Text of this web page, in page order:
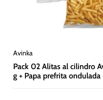
Avinka
Pack 02 Alitas al cilindro
g + Papa prefrita